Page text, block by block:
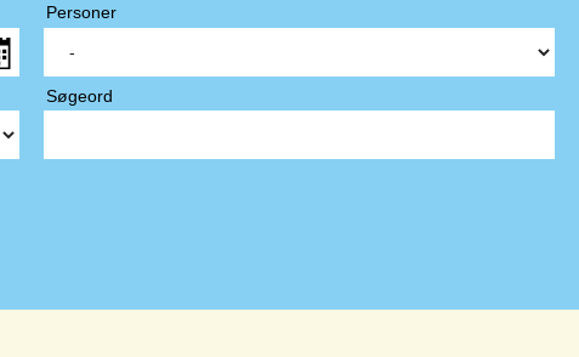
Personer
Søgeord